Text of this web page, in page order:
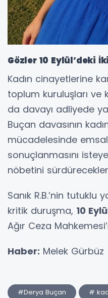
Gözler 10 Eylül’deki
Kadın cinayetlerine
toplum kuruluşları ve
da davayı adliyede
Buçan davasının
mücadelesinde
sonuçlanmasını
nöbetini
Sanık R.B.’nin tutuklu
kritik duruşma, 10
Ağır Ceza
Haber: Melek Gürbüz
#Derya Buçan
#